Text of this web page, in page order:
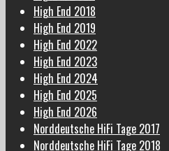
High End 2018
High End 2019
High End 2022
High End 2023
High End 2024
High End 2025
High End 2026
Norddeutsche HiFi Tage 2017
Norddeutsche HiFi Tage 2018